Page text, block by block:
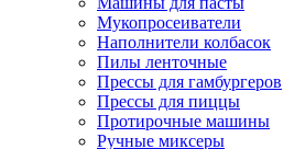
Мукопросеиватели
Наполнители колбасок
Пилы ленточные
Прессы для гамбургеров
Прессы для пиццы
Протирочные машины
Ручные миксеры